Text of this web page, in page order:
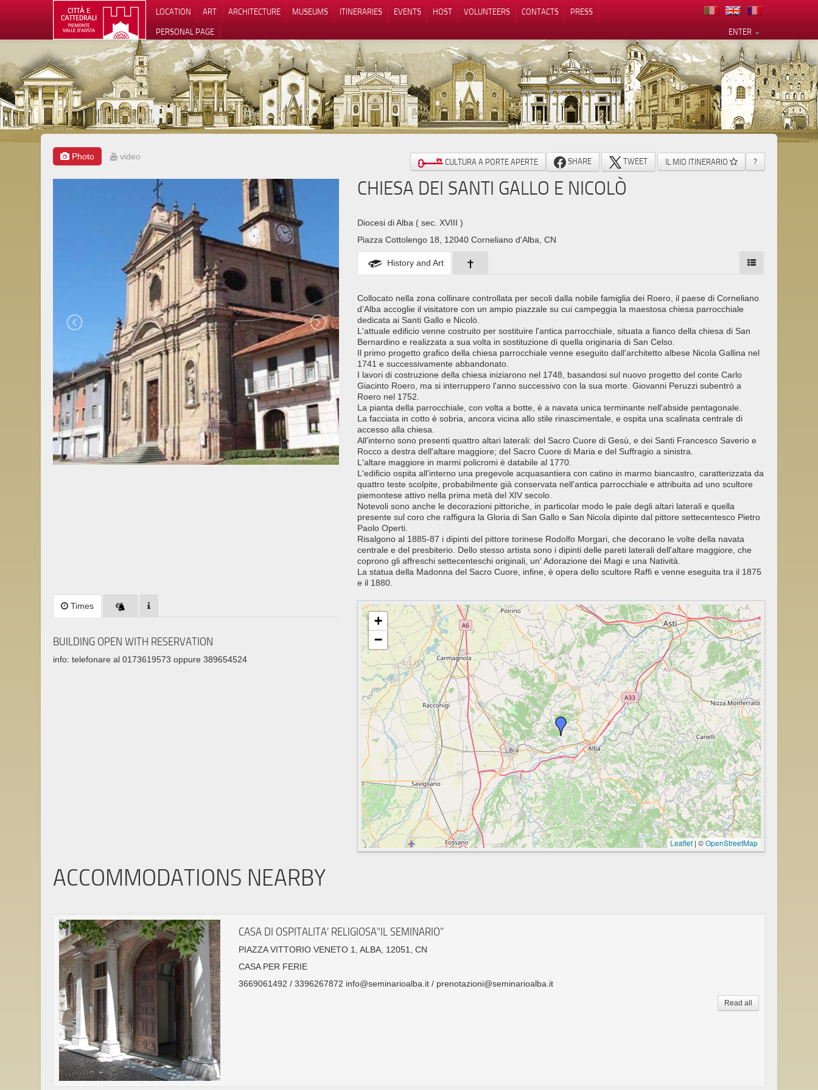
LOCATION ART ARCHITECTURE MUSEUMS ITINERARIES EVENTS HOST VOLUNTEERS CONTACTS
PRESS
ENTER
PERSONAL PAGE
Photo video CULTURA A PORTE APERTE SHARE TWEET IL MIO ITINERARIO ?
CHIESA DEI SANTI GALLO E NICOLÒ
Diocesi di Alba ( sec. XVIII )
Piazza Cottolengo 18, 12040 Corneliano d'Alba, CN
History and Art
Collocato nella zona collinare controllata per secoli dalla nobile famiglia dei Roero, il paese di Corneliano
d’Alba accoglie il visitatore con un ampio piazzale su cui campeggia la maestosa chiesa parrocchiale
dedicata ai Santi Gallo e Nicolò.
L'attuale edificio venne costruito per sostituire l'antica parrocchiale, situata a fianco della chiesa di San
Bernardino e realizzata a sua volta in sostituzione di quella originaria di San Celso.
Il primo progetto grafico della chiesa parrocchiale venne eseguito dall'architetto albese Nicola Gallina nel
1741 e successivamente abbandonato.
I lavori di costruzione della chiesa iniziarono nel 1748, basandosi sul nuovo progetto del conte Carlo
Giacinto Roero, ma si interruppero l'anno successivo con la sua morte. Giovanni Peruzzi subentrò a
Roero nel 1752.
La pianta della parrocchiale, con volta a botte, è a navata unica terminante nell'abside pentagonale.
La facciata in cotto è sobria, ancora vicina allo stile rinascimentale, e ospita una scalinata centrale di
accesso alla chiesa.
All'interno sono presenti quattro altari laterali: del Sacro Cuore di Gesù, e dei Santi Francesco Saverio e
Rocco a destra dell'altare maggiore; del Sacro Cuore di Maria e del Suffragio a sinistra.
L'altare maggiore in marmi policromi è databile al 1770.
L'edificio ospita all'interno una pregevole acquasantiera con catino in marmo biancastro, caratterizzata da
quattro teste scolpite, probabilmente già conservata nell'antica parrocchiale e attribuita ad uno scultore
piemontese attivo nella prima metà del XIV secolo.
Notevoli sono anche le decorazioni pittoriche, in particolar modo le pale degli altari laterali e quella
presente sul coro che raffigura la Gloria di San Gallo e San Nicola dipinte dal pittore settecentesco Pietro
Paolo Operti.
Risalgono al 1885-87 i dipinti del pittore torinese Rodolfo Morgari, che decorano le volte della navata
centrale e del presbiterio. Dello stesso artista sono i dipinti delle pareti laterali dell'altare maggiore, che
coprono gli affreschi settecenteschi originali, un' Adorazione dei Magi e una Natività.
La statua della Madonna del Sacro Cuore, infine, è opera dello scultore Raffi e venne eseguita tra il 1875
e il 1880.
Times
BUILDING OPEN WITH RESERVATION
info: telefonare al 0173619573 oppure 389654524
+
−
Leaflet | ©OpenStreetMap
ACCOMMODATIONS NEARBY
CASA DI OSPITALITA’ RELIGIOSA”IL SEMINARIO”
PIAZZA VITTORIO VENETO 1, ALBA, 12051, CN
CASA PER FERIE
3669061492 / 3396267872 info@seminarioalba.it / prenotazioni@seminarioalba.it
Read all
Your Privacy Choices